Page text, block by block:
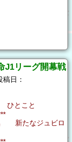
J1リーグ開幕戦
稿日：
こと
新たなジュビロ